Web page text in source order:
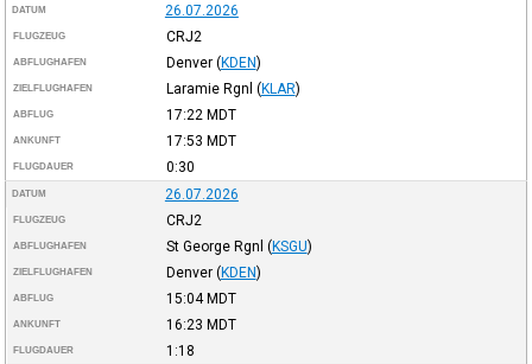
DATUM 26.07.2026
FLUGZEUG CRJ2
ABFLUGHAFEN Denver (KDEN)
ZIELFLUGHAFEN Laramie Rgnl (KLAR)
ABFLUG 17:22 MDT
ANKUNFT 17:53 MDT
FLUGDAUER 0:30
DATUM 26.07.2026
FLUGZEUG CRJ2
ABFLUGHAFEN St George Rgnl (KSGU)
ZIELFLUGHAFEN Denver (KDEN)
ABFLUG 15:04MDT
ANKUNFT 16:23 MDT
FLUGDAUER 1:18